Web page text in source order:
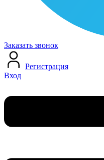
Заказать звонок
Вход
Регистрация